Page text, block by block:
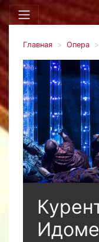
Главная Опера